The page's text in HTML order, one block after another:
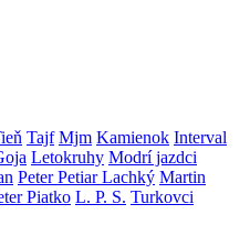
Tajf Mjm Kamienok Interval
Letokruhy Modrí jazdci
Peter Petiar Lachký Martin
Piatko L. P. S. Turkovci